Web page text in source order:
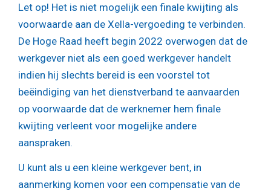
Let op! Het is niet mogelijk een finale kwijting als
voorwaarde aan de Xella-vergoeding te verbinden.
De Hoge Raad heeft begin 2022 overwogen dat de
werkgever niet als een goed werkgever handelt
indien hij slechts bereid is een voorstel tot
beëindiging van het dienstverband te aanvaarden
op voorwaarde dat de werknemer hem finale
kwijting verleent voor mogelijke andere
aanspraken.
U kunt als u een kleine werkgever bent, in
aanmerking komen voor een compensatie van de